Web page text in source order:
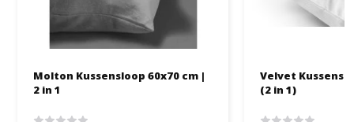
Molton Kussensloop 60x70 cm |
2 in 1
Velvet
(2 in 1)